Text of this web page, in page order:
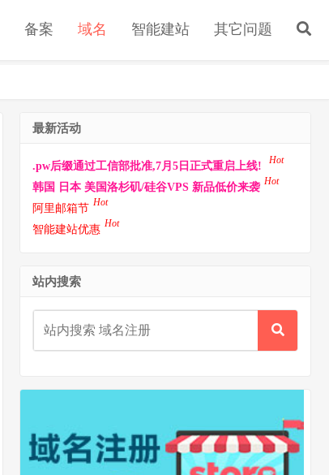
备案 域名 智能建站 其它问题
最新活动
.pw后缀通过工信部批准,7月5日正式重启上线! Hot
韩国 日本 美国洛杉矶/硅谷VPS 新品低价来袭 Hot
阿里邮箱节 Hot
智能建站优惠 Hot
站内搜索